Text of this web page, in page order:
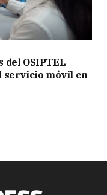
del OSIPTEL
servicio móvil en